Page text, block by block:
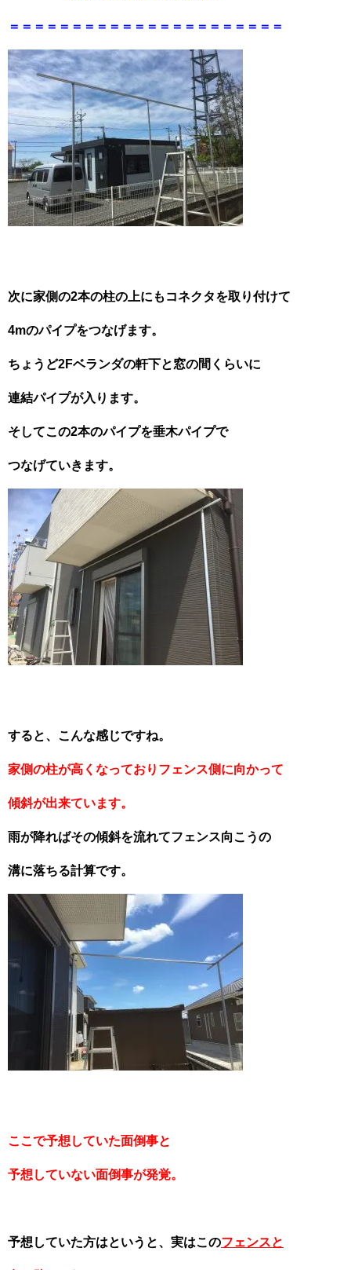
＝＝＝＝＝＝＝＝＝＝＝＝＝＝＝＝＝＝＝＝＝＝
次に家側の2本の柱の上にもコネクタを取り付けて
4mのパイプをつなげます。
ちょうど2Fベランダの軒下と窓の間くらいに
連結パイプが入ります。
そしてこの2本のパイプを垂木パイプで
つなげていきます。
すると、こんな感じですね。
家側の柱が高くなっておりフェンス側に向かって
傾斜が出来ています。
雨が降ればその傾斜を流れてフェンス向こうの
溝に落ちる計算です。
ここで予想していた面倒事と
予想していない面倒事が発覚。
予想していた方はというと、実はこのフェンスと